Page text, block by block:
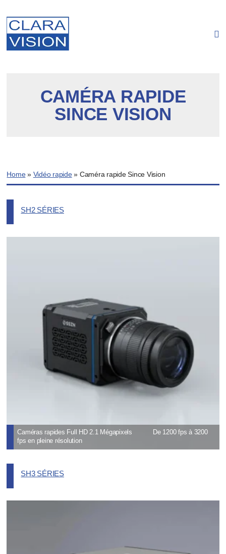
CAMÉRA RAPIDE
SINCE VISION
Home» Vidéo rapide» Caméra rapide Since Vision
SH2 SÉRIES
Caméras rapides Full HD 2.1 Mégapixels De 1200 fps à 3200
fps en pleine résolution
SH3 SÉRIES